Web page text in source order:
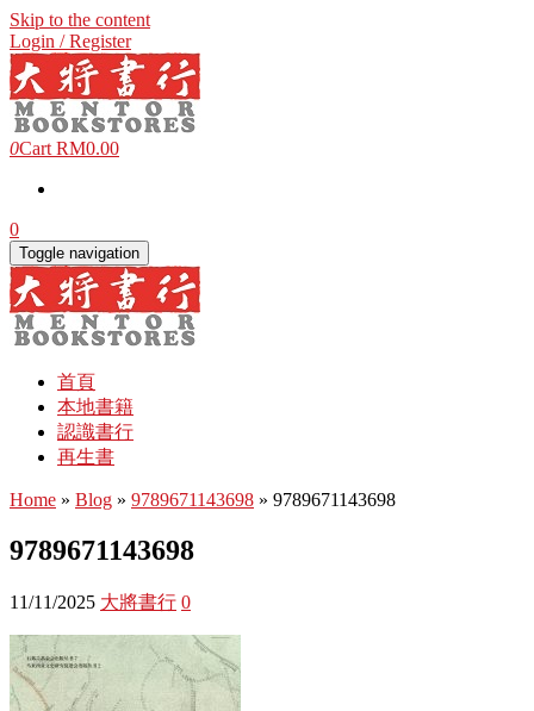
Skip to the content
Login / Register
0Cart RM0.00
0
Toggle navigation
首頁
本地書籍
認識書行
再生書
Home » Blog » 9789671143698 » 9789671143698
9789671143698
11/11/2025 大將書行 0